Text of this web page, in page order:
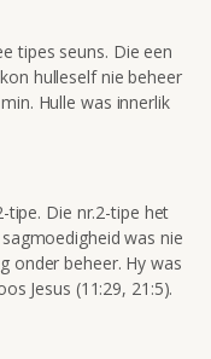
tipes seuns. Die een
hulleself nie beheer
Hulle was innerlik
tipe. Die nr.2-tipe het
was nie
onder beheer. Hy was
Jesus (11:29, 21:5).